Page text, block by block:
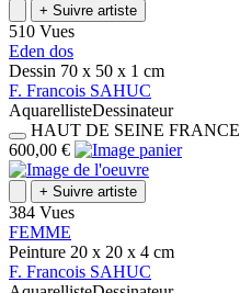
+ Suivre artiste
510 Vues
Eden dos
Dessin 70 x 50 x 1 cm
F. Francois SAHUC
AquarellisteDessinateur
HAUT DE SEINE FRANCE
600,00 €
+ Suivre artiste
384 Vues
FEMME
Peinture 20 x 20 x 4 cm
F. Francois SAHUC